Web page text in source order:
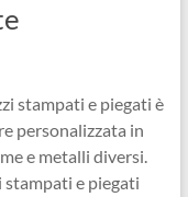
stampati e piegati è
personalizzata in
e metalli diversi.
stampati e piegati